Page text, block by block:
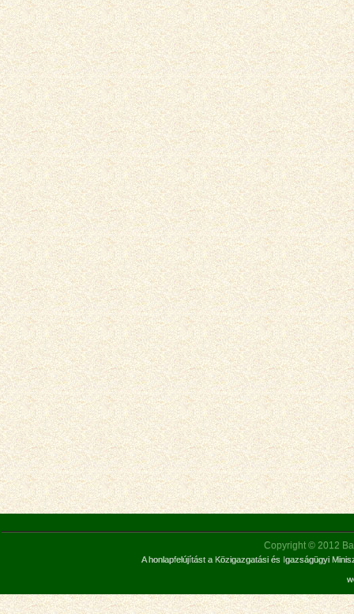
Copyright © 2012
A honlapfelújítást a Közigazgatási és Igazságügyi